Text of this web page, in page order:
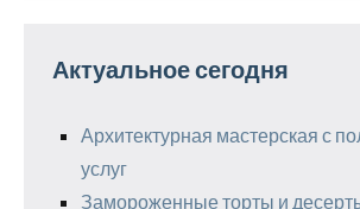
Актуальное сегодня
Архитектурная мастерская с
услуг
Замороженные торты и